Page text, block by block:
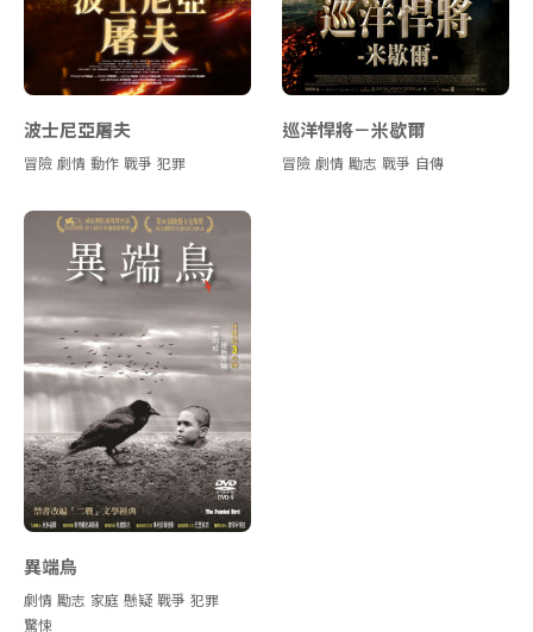
波士尼亞屠夫
冒險 劇情 動作 戰爭 犯罪
巡洋悍將－米歇爾
冒險 劇情 勵志 戰爭 自傳
異端鳥
劇情 勵志 家庭 懸疑 戰爭 犯罪
驚悚